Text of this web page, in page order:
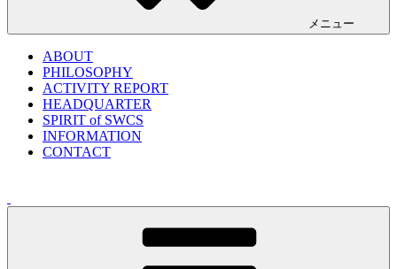
メニュー
ABOUT
PHILOSOPHY
ACTIVITY REPORT
HEADQUARTER
SPIRIT of SWCS
INFORMATION
CONTACT